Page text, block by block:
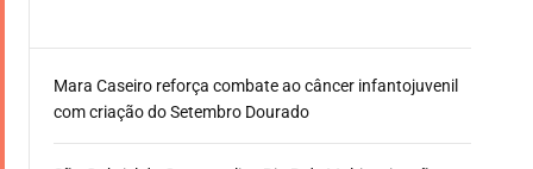
a
Mara Caseiro reforça combate ao câncer infantojuvenil
com criação do Setembro Dourado